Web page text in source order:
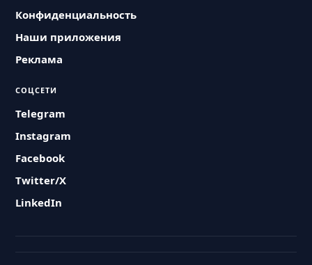
Конфиденциальность
Наши приложения
Реклама
СОЦСЕТИ
Telegram
Instagram
Facebook
Twitter/X
LinkedIn